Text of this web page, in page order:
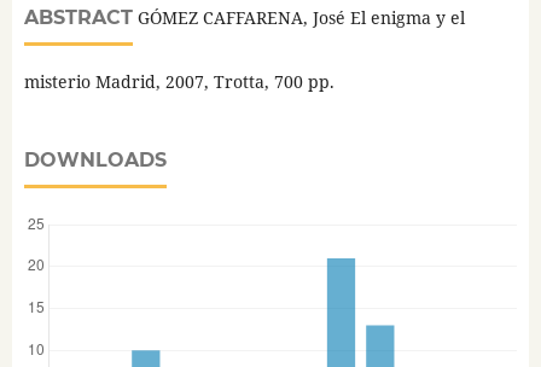
ABSTRACTGÓMEZ CAFFARENA, José El enigma y el
misterio Madrid, 2007, Trotta, 700 pp.
DOWNLOADS